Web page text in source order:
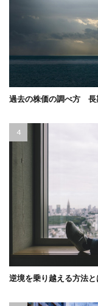
過去の株価の調べ方 長
逆境を乗り越える方法